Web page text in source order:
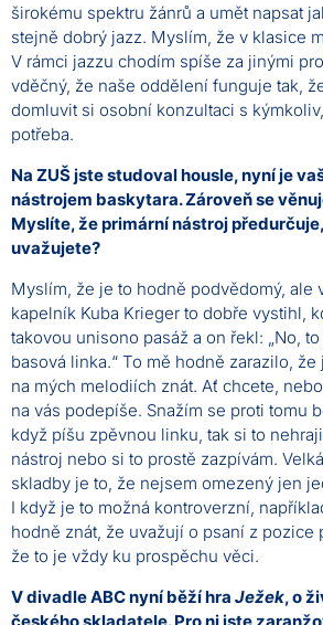
širokému spektru žánrů a umět napsat
stejně dobrý jazz. Myslím, že v klasice
V rámci jazzu chodím spíše za jinými
vděčný, že naše oddělení funguje tak,
domluvit si osobní konzultaci s
potřeba.
Na ZUŠ jste studoval housle, nyní je
nástrojem baskytara. Zároveň se
Myslíte, že primární nástroj
uvažujete?
Myslím, že je to hodně podvědomý, ale
kapelník Kuba Krieger to dobře vystihl,
takovou unisono pasáž a on řekl: „No,
basová linka.“ To mě hodně zarazilo, že
na mých melodiích znát. Ať chcete,
na vás podepíše. Snažím se proti tomu
když píšu zpěvnou linku, tak si to
nástroj nebo si to prostě zazpívám.
skladby je to, že nejsem omezený jen
I když je to možná kontroverzní,
hodně znát, že uvažují o psaní z pozice
že to je vždy ku prospěchu věci.
V divadle ABC nyní běží hra Ježek, o
českého skladatele. Pro ni jste